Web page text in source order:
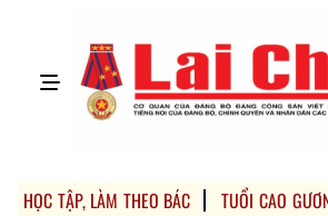
HỌC TẬP, LÀM THEO BÁC TUỔI CAO